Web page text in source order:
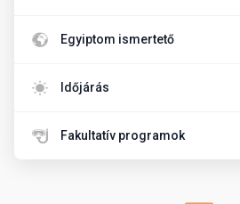
Egyiptom ismertető
Időjárás
Fakultatív programok